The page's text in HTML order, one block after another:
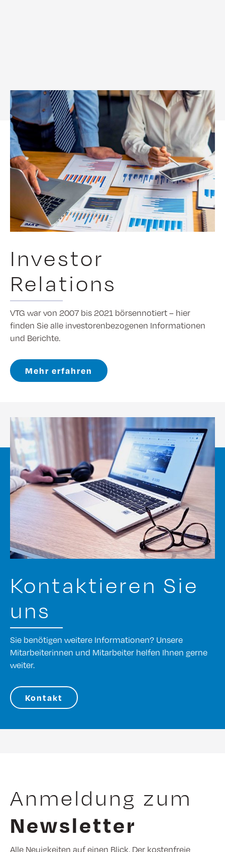
Investor
Relations
VTG war von 2007 bis 2021 börsennotiert – hier
finden Sie alle investorenbezogenen Informationen
und Berichte.
Mehr erfahren
Kontaktieren Sie
uns
Sie benötigen weitere Informationen? Unsere
Mitarbeiterinnen und Mitarbeiter helfen Ihnen gerne
weiter.
Kontakt
Anmeldung zum
Newsletter
Alle Neuigkeiten auf einen Blick. Der kostenfreie